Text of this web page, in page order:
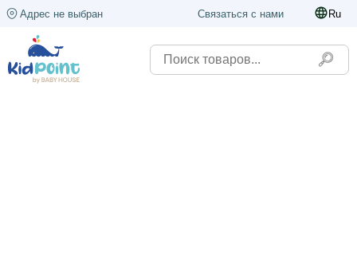
Адрес не выбран Связаться с нами Ru